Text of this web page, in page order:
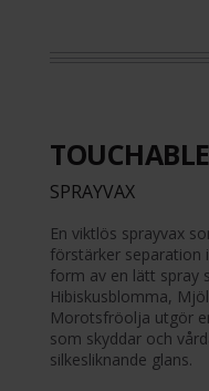
TOUCHABLE
SPRAYVAX
En viktlös sprayvax
förstärker separation
form av en lätt spray
Hibiskusblomma,
Morotsfröolja utgör
som skyddar och
silkesliknande glans.